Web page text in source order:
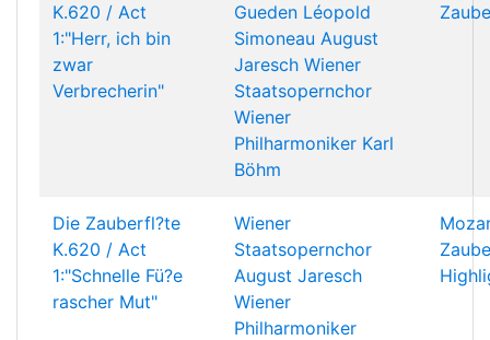
K.620 / Act
1:"Herr, ich bin
zwar
Verbrecherin"
Gueden Léopold
Simoneau August
Jaresch Wiener
Staatsopernchor
Wiener
Philharmoniker Karl
Böhm
Die Zauberfl?te
K.620 / Act
1:"Schnelle Fü?e
rascher Mut"
Wiener
Staatsopernchor
August Jaresch
Wiener
Philharmoniker